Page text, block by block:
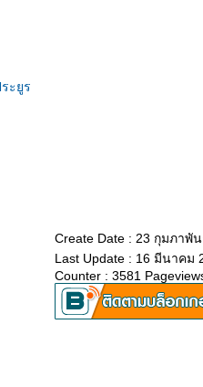
ะยูร
Create Date : 23 กุมภาพั
Last Update : 16 มีนาคม
Counter : 3581